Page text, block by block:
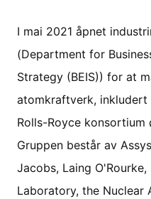
I mai 2021 åpnet
(Department for
Strategy (BEIS)) for at
atomkraftverk, inkludert
Rolls-Royce konsortium
Gruppen består av
Jacobs, Laing
Laboratory, the Nuclear